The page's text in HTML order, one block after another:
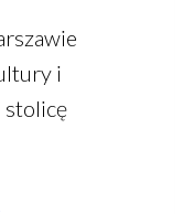
i
stolicę